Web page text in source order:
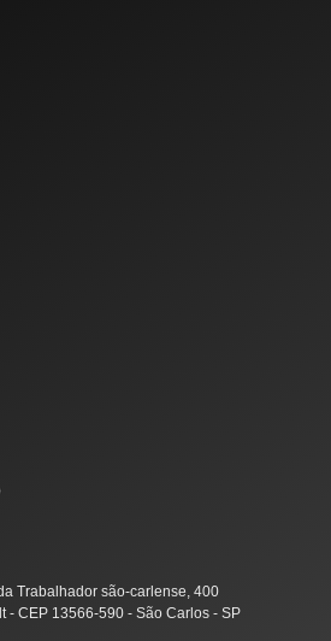
Trabalhador são-carlense, 400
- CEP 13566-590 - São Carlos - SP